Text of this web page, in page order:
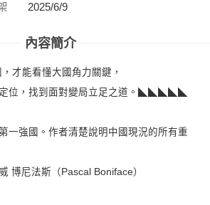
2025/6/9
內容簡介
能看懂大國角力關鍵，
定位，找到面對變局立足之道。◣◣◣◣◣
一強國。作者清楚說明中國現況的所有重
博尼法斯（Pascal Boniface）